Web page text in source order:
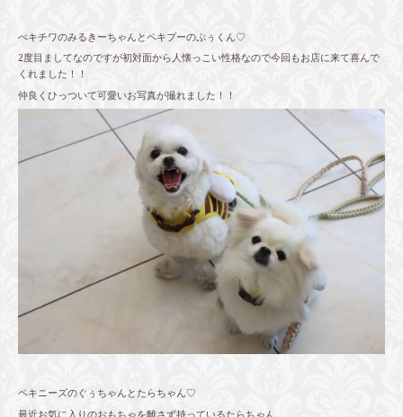
ぺキチワのみるきーちゃんとペキプーのぷぅくん♡
2度目ましてなのですが初対面から人懐っこい性格なので今回もお店に来て喜んで
くれました！！
仲良くひっついて可愛いお写真が撮れました！！
ペキニーズのぐぅちゃんとたらちゃん♡